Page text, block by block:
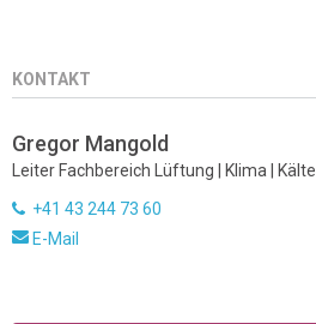
KONTAKT
Gregor Mangold
Leiter Fachbereich Lüftung | Klima | Kälte
+41 43 244 73 60
E-Mail